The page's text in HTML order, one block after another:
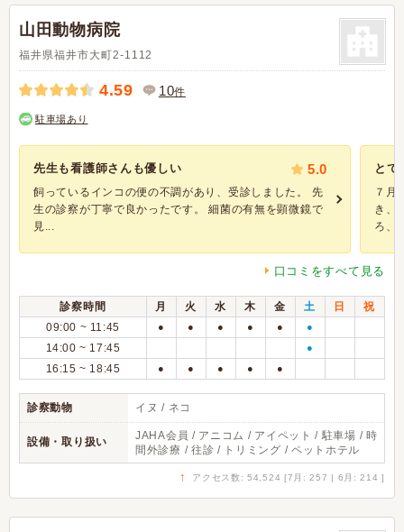
山田動物病院
福井県福井市大町2-1112
4.59 10件
駐車場あり
先生も看護師さんも優しい 5.0
飼っているインコの便の不調があり、受診しました。 先
生の診察が丁寧で良かったです。 細菌の有無を顕微鏡で
見...
とて
７月
き、
ろ、
口コミをすべて見る
診察時間 月 火 水 木 金 土 日
祝
09:00 ~ 11:45
● ● ● ● ● ●
14:00 ~ 17:45 ●
16:15 ~ 18:45 ● ● ● ● ●
診察動物 イヌ / ネコ
設備・取り扱い
JAHA会員 / アニコム / アイペット / 駐車場 / 時
間外診療 / 往診 / トリミング / ペットホテル
↑ アクセス数: 54,524 [7月: 257 | 6月: 214 ]